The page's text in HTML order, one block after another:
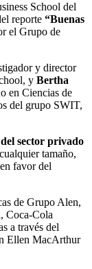
School del
reporte “Buenas
el Grupo de
y director
y Bertha
en Ciencias de
del grupo SWIT,
sector privado
tamaño,
favor del
de Grupo Alen,
Coca-Cola
a través del
Ellen MacArthur